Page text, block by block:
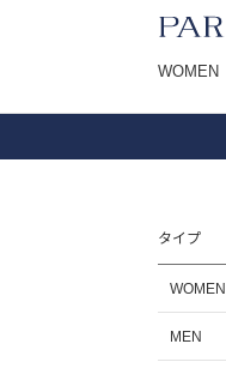
WOMEN
タイプ
WOMEN
MEN